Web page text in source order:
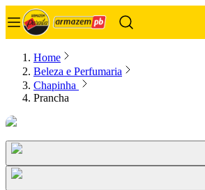
Home
Beleza e Perfumaria
Chapinha
Prancha